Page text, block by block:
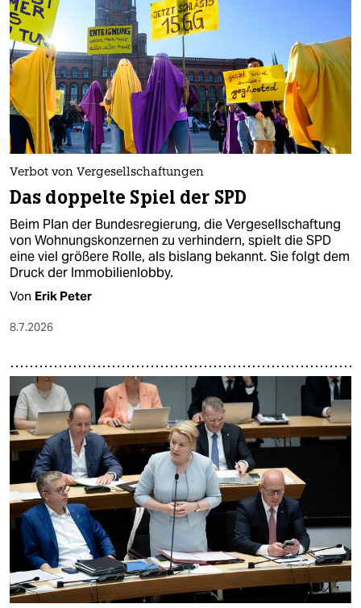
Verbot von Vergesellschaftungen
Das doppelte Spiel der SPD
Beim Plan der Bundesregierung, die Vergesellschaftung
von Wohnungskonzernen zu verhindern, spielt die SPD
eine viel größere Rolle, als bislang bekannt. Sie folgt dem
Druck der Immobilienlobby.
Von Erik Peter
8.7.2026